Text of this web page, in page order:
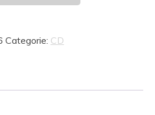
Categorie: CD